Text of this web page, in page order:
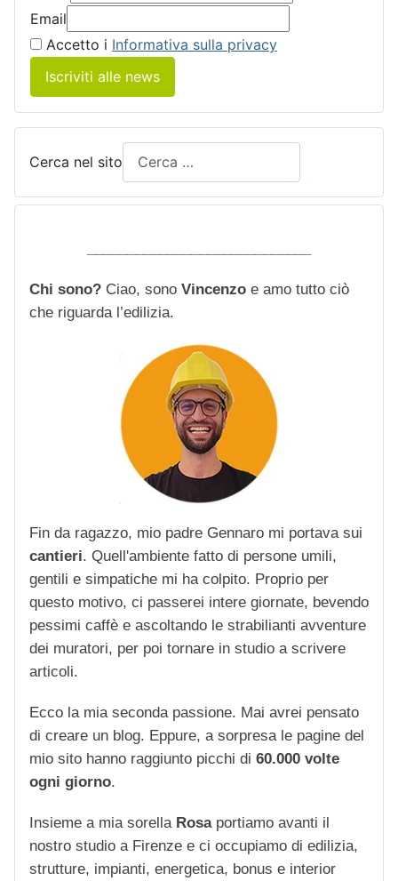
Email
Accetto i Informativa sulla privacy
Iscriviti alle news
Cerca nel sito
Chi sono? Ciao, sono Vincenzo e amo tutto ciò
che riguarda l’edilizia.
Fin da ragazzo, mio padre Gennaro mi portava sui
cantieri. Quell'ambiente fatto di persone umili,
gentili e simpatiche mi ha colpito. Proprio per
questo motivo, ci passerei intere giornate, bevendo
pessimi caffè e ascoltando le strabilianti avventure
dei muratori, per poi tornare in studio a scrivere
articoli.
Ecco la mia seconda passione. Mai avrei pensato
di creare un blog. Eppure, a sorpresa le pagine del
mio sito hanno raggiunto picchi di 60.000 volte
ogni giorno.
Insieme a mia sorella Rosaportiamo avanti il
nostro studio a Firenze e ci occupiamo di edilizia,
strutture, impianti, energetica, bonus e interior